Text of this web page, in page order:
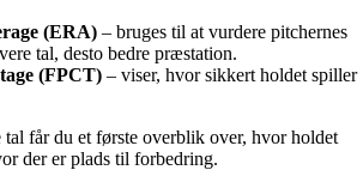
(ERA) – bruges til at vurdere pitchernes
tal, desto bedre præstation.
(FPCT) – viser, hvor sikkert holdet spiller
tal får du et første overblik over, hvor holdet
der er plads til forbedring.